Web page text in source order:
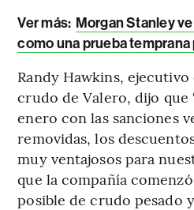
Ver más: Morgan Stanley
como una prueba
Randy Hawkins,
crudo de Valero, dijo que
enero con las sanciones
removidas, los
muy ventajosos para
que la compañía
posible de crudo pesado